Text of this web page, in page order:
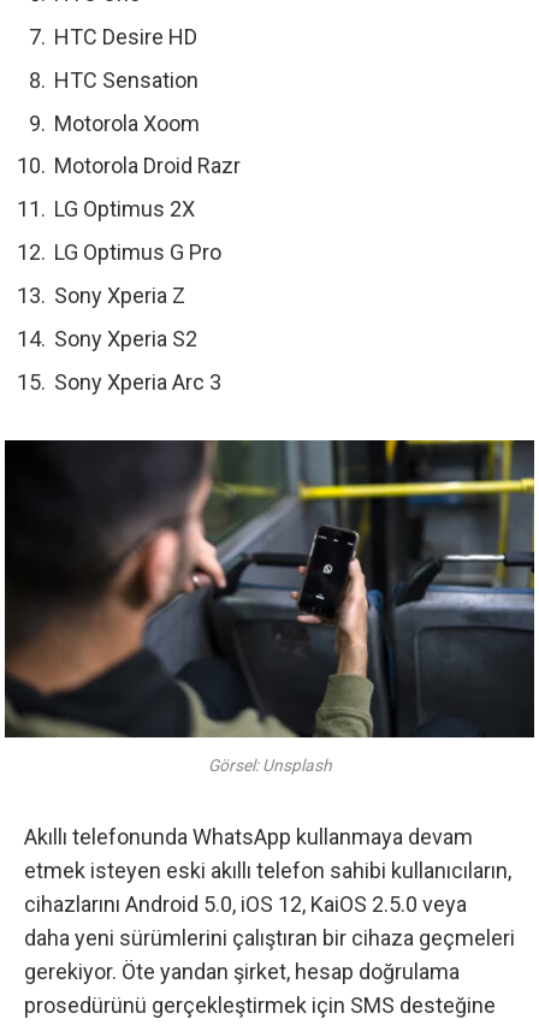
HTC Desire HD
HTC Sensation
Motorola Xoom
Motorola Droid Razr
LG Optimus 2X
LG Optimus G Pro
Sony Xperia Z
Sony Xperia S2
Sony Xperia Arc 3
Görsel: Unsplash
Akıllı telefonunda WhatsApp kullanmaya devam
etmek isteyen eski akıllı telefon sahibi kullanıcıların,
cihazlarını Android 5.0, iOS 12, KaiOS 2.5.0 veya
daha yeni sürümlerini çalıştıran bir cihaza geçmeleri
gerekiyor. Öte yandan şirket, hesap doğrulama
prosedürünü gerçekleştirmek için SMS desteğine